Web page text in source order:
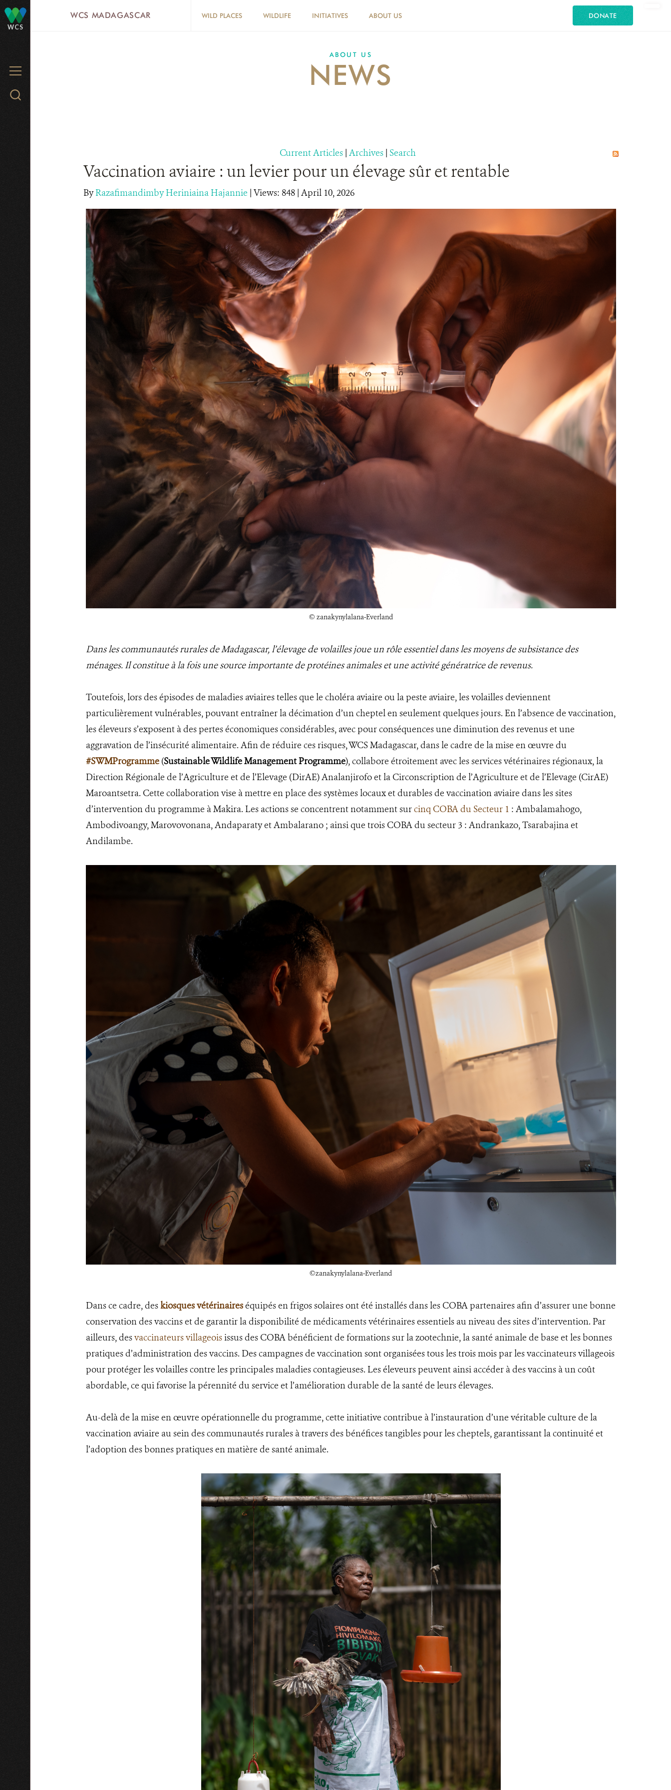
WCS
MENU
Search
WCS MADAGASCAR WILD PLACES WILDLIFE INITIATIVES ABOUT US DONATE
ABOUT US
NEWS
Current Articles | Archives | Search
Vaccination aviaire : un levier pour un élevage sûr et rentable
ByRazafimandimby Heriniaina Hajannie | Views: 848| April 10, 2026
© zanakynylalana-Everland
Dans les communautés rurales de Madagascar, l’élevage de volailles joue un rôle essentiel dans les moyens de subsistance des
ménages. Il constitue à la fois une source importante de protéines animales et une activité génératrice de revenus.
Toutefois, lors des épisodes de maladies aviaires telles que le choléra aviaire ou la peste aviaire, les volailles deviennent
particulièrement vulnérables, pouvant entraîner la décimation d’un cheptel en seulement quelques jours. En l’absence de vaccination,
les éleveurs s’exposent à des pertes économiques considérables, avec pour conséquences une diminution des revenus et une
aggravation de l’insécurité alimentaire. Afin de réduire ces risques, WCS Madagascar, dans le cadre de la mise en œuvre du
#SWMProgramme(Sustainable Wildlife Management Programme), collabore étroitement avec les services vétérinaires régionaux, la
Direction Régionale de l’Agriculture et de l’Elevage (DirAE) Analanjirofo et la Circonscription de l’Agriculture et de l’Elevage (CirAE)
Maroantsetra. Cette collaboration vise à mettre en place des systèmes locaux et durables de vaccination aviaire dans les sites
d’intervention du programme à Makira. Les actions se concentrent notamment surcinq COBA du Secteur 1 : Ambalamahogo,
Ambodivoangy, Marovovonana, Andaparaty et Ambalarano ; ainsi que trois COBA du secteur 3 : Andrankazo, Tsarabajina et
Andilambe.
©zanakynylalana-Everland
Dans ce cadre, deskiosques vétérinaireséquipés en frigos solaires ont été installés dans les COBA partenaires afin d’assurer une bonne
conservation des vaccins et de garantir la disponibilité de médicaments vétérinaires essentiels au niveau des sites d’intervention. Par
ailleurs, desvaccinateurs villageoisissus des COBA bénéficient de formations sur la zootechnie, la santé animale de base et les bonnes
pratiques d’administration des vaccins. Des campagnes de vaccination sont organisées tous les trois mois par les vaccinateurs villageois
pour protéger les volailles contre les principales maladies contagieuses. Les éleveurs peuvent ainsi accéder à des vaccins à un coût
abordable, ce qui favorise la pérennité du service et l’amélioration durable de la santé de leurs élevages.
Au-delà de la mise en œuvre opérationnelle du programme, cette initiative contribue à l’instauration d’une véritable culture de la
vaccination aviaire au sein des communautés rurales à travers des bénéfices tangibles pour les cheptels, garantissant la continuité et
l’adoption des bonnes pratiques en matière de santé animale.